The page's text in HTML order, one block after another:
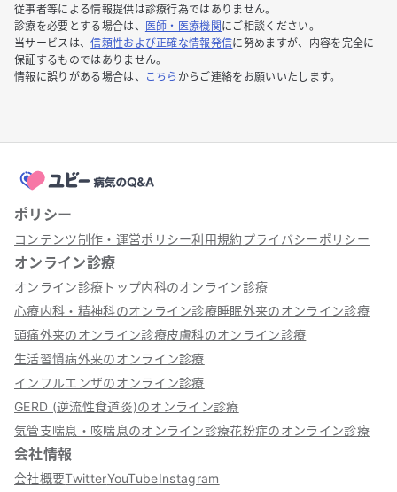
従事者等による情報提供は診療行為ではありません。
診療を必要とする場合は、
医師・医療機関 にご相談ください。
当サービスは、信頼性および正確な情報発信に努めますが、内容を完全に
保証するものではありません。
情報に誤りがある場合は、
こちら からご連絡をお願いいたします。
ポリシー
コンテンツ制作・運営ポリシー利用規約プライバシーポリシー
オンライン診療
オンライン診療トップ内科のオンライン診療
心療内科・精神科のオンライン診療睡眠外来のオンライン診療
頭痛外来のオンライン診療皮膚科のオンライン診療
生活習慣病外来のオンライン診療
インフルエンザのオンライン診療
GERD (逆流性食道炎)のオンライン診療
気管支喘息・咳喘息のオンライン診療花粉症のオンライン診療
会社情報
会社概要TwitterYouTubeInstagram